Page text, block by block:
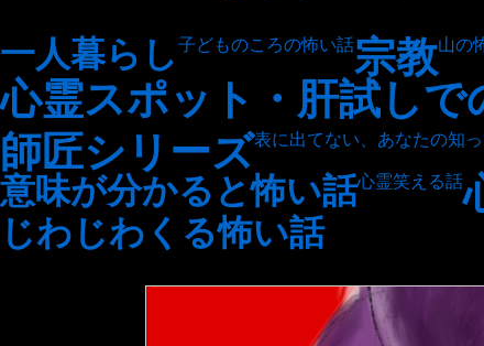
一人暮らし 子どものころの怖い話宗教山の
心霊スポット・肝試しで
師匠シリーズ表に出てない、あなたの知
意味が分かると怖い話心霊笑える話
じわじわくる怖い話